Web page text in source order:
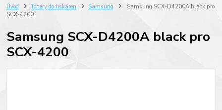
Úvod Tonery do tiskáren Samsung
Samsung SCX-D4200A black pro
SCX-4200
Samsung SCX-D4200A black pro
SCX-4200